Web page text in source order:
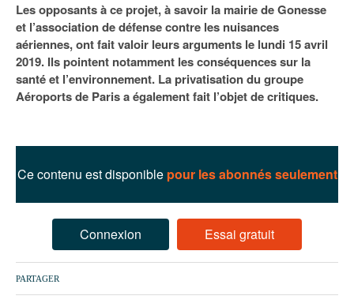
Institutions
Services urbains
Emploi
Attractivité
Innovation
75
77
94
95
Carnet
Nominations
Portraits
Les Assises du Grand Paris
Éditions précédentes
Le podcast
Les opposants à ce projet, à savoir la mairie de Gonesse
et l’association de défense contre les nuisances
aériennes, ont fait valoir leurs arguments le lundi 15 avril
2019. Ils pointent notamment les conséquences sur la
santé et l’environnement. La privatisation du groupe
Aéroports de Paris a également fait l’objet de critiques.
Ce contenu est disponible pour les abonnés seulement
Connexion Essai gratuit
PARTAGER